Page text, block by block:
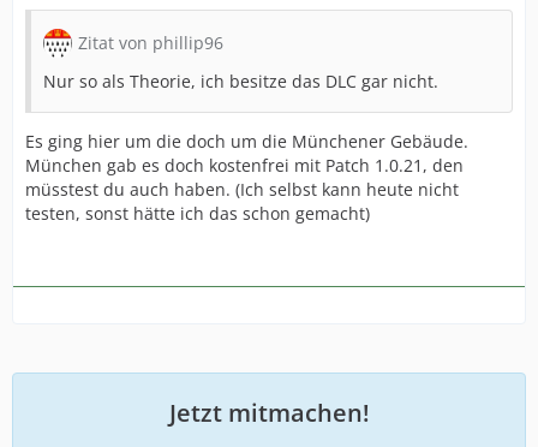
Zitat von phillip96
Nur so als Theorie, ich besitze das DLC gar nicht.
Es ging hier um die doch um die Münchener Gebäude.
München gab es doch kostenfrei mit Patch 1.0.21, den
müsstest du auch haben. (Ich selbst kann heute nicht
testen, sonst hätte ich das schon gemacht)
Jetzt mitmachen!